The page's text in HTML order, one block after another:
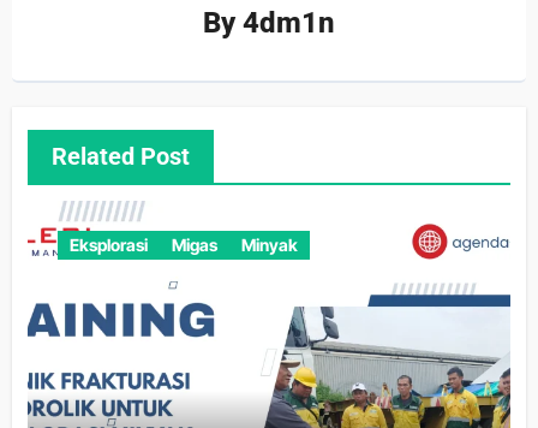
By4dm1n
Related Post
Eksplorasi Migas Minyak